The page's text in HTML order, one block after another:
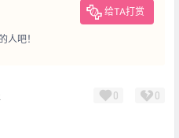
给TA打赏
人吧！
0 0